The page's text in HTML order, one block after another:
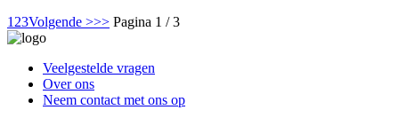
1 23Volgende >>> Pagina 1 / 3
Veelgestelde vragen
Over ons
Neem contact met ons op